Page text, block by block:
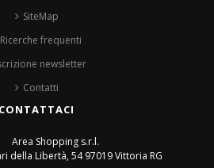
SiteMap
Ricerche frequenti
newsletter
Contatti
CONTATTACI
Area Shopping s.r.l.
della Libertà, 5497019 Vittoria RG